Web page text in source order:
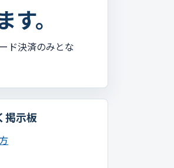
。
ド決済のみとな
掲示板